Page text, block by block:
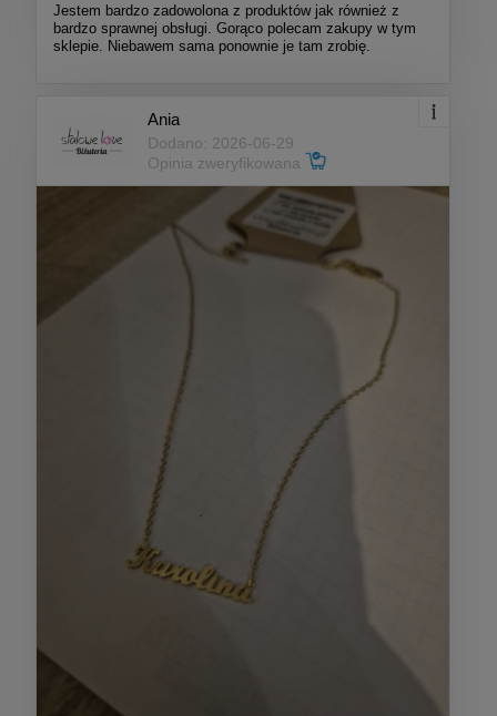
Jestem bardzo zadowolona z produktów jak również z
bardzo sprawnej obsługi. Gorąco polecam zakupy w tym
sklepie. Niebawem sama ponownie je tam zrobię.
Ania
Dodano: 2026-06-29
Opinia zweryfikowana